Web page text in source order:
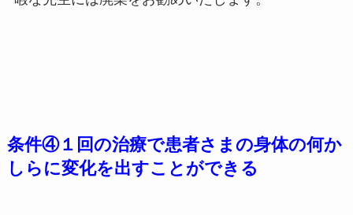
条件④１回の治療で患者さまの身体の何か
しらに変化を出すことができる